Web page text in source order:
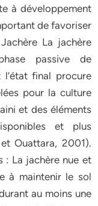
à développement
de favoriser
La jachère
passive de
l’état final procure
pour la culture
et des éléments
et plus
Ouattara, 2001).
: La jachère nue et
à maintenir le sol
au moins une